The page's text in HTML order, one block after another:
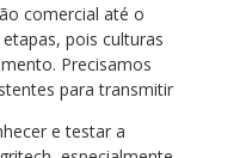
comercial até o
pois culturas
Precisamos
para transmitir
e testar a